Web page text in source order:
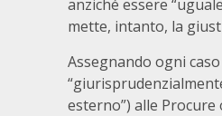
anziché essere
mette, intanto, la
Assegnando ogni
esterno”) alle